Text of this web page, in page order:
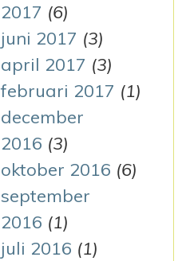
2017 (6)
juni 2017 (3)
april 2017 (3)
februari 2017 (1)
december
2016 (3)
oktober 2016 (6)
september
2016 (1)
juli 2016 (1)